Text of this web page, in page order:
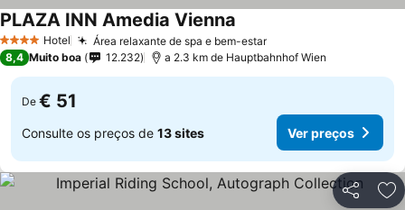
4 EstrelasHotel Área relaxante de spa e bem-estar
PLAZA INN Amedia Vienna
8,4 Muito boa 12.232 a 2.3 km de Hauptbahnhof Wien
De € 51
Consulte os preços de 13 sites Ver preços
Partilhar